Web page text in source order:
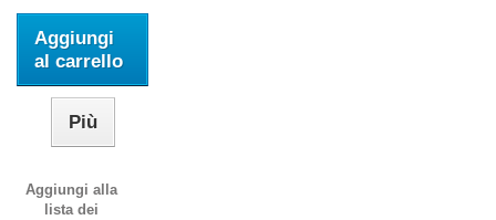
Aggiungi
al carrello
Più
Aggiungi alla
lista dei